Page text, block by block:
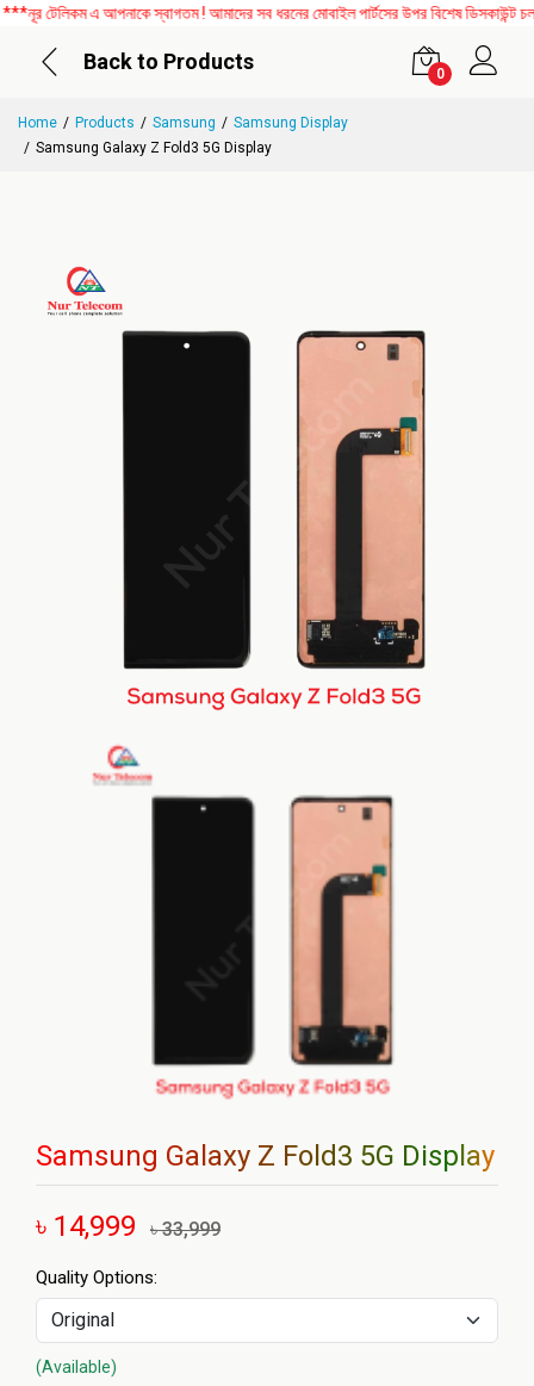
এ আপনাকে স্বাগতম ! আমাদের সব ধরনের মোবাইল পার্টসের উপর বিশেষ ডিসকাউন্ট
Back to Products
0
Home Products Samsung
Samsung Display
Samsung Galaxy Z Fold3 5G Display
Samsung Galaxy Z Fold3 5G Display
৳ 14,999 ৳ 33,999
Quality Options:
(Available)